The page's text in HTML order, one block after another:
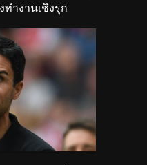
ทำงานเชิงรุก